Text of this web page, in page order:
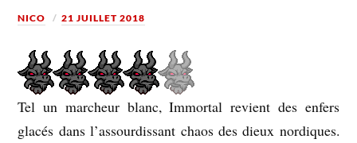
NICO 21 JUILLET 2018
Tel un marcheur blanc, Immortal revient des enfers
glacés dans l’assourdissant chaos des dieux nordiques.